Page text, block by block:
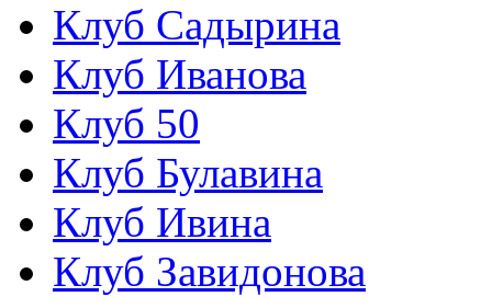
Клуб Садырина
Клуб Иванова
Клуб 50
Клуб Булавина
Клуб Ивина
Клуб Завидонова